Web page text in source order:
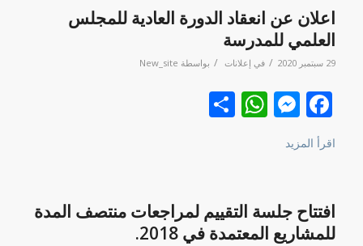
اعلان عن انعقاد الدورة العادية للمجلس
العلمي للمدرسة
29 سبتمبر 2020 / في إعلانات / بواسطة New_site
Facebook
Messenger
WhatsApp
نشر
اقرأ المزيد
افتتاح جلسة التقييم لمراجعات منتصف المدة
للمشاريع المعتمدة في 2018.